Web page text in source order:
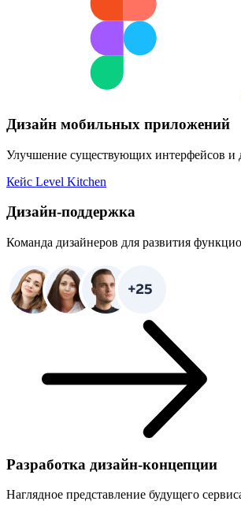
Дизайн мобильных приложений
Улучшение существующих интерфейсов и
Кейс Level Kitchen
Дизайн-поддержка
Команда дизайнеров для развития
Разработка дизайн-концепции
Наглядное представление будущего